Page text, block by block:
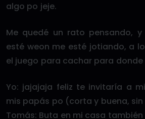
algo po jeje.
Me quedé un rato pensando,
esté weon me esté jotiando, a
el juego para cachar para
Yo: jajajaja feliz te invitaría a
mis papás po (corta y buena,
Tomás: Buta en mi casa